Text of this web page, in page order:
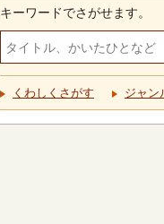
キーワードでさがせます。
くわしくさがす ジャン